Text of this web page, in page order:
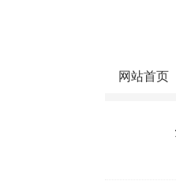
网站首页